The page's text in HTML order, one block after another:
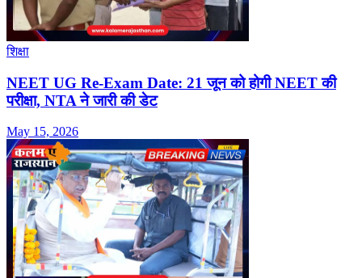
शिक्षा
NEET UG Re-Exam Date: 21 जून को होगी NEET की
परीक्षा, NTA ने जारी की डेट
May 15, 2026